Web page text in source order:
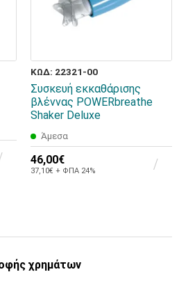
ΚΩΔ: 22321-00
Συσκευή εκκαθάρισης
βλέννας POWERbreathe
Shaker Deluxe
Άμεσα
46,00€
37,10€ + ΦΠΑ 24%
χρημάτων